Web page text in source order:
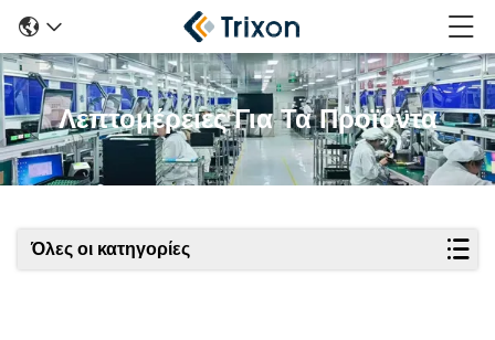
Λεπτομέρειες Για Τα Προϊόντα
Όλες οι κατηγορίες